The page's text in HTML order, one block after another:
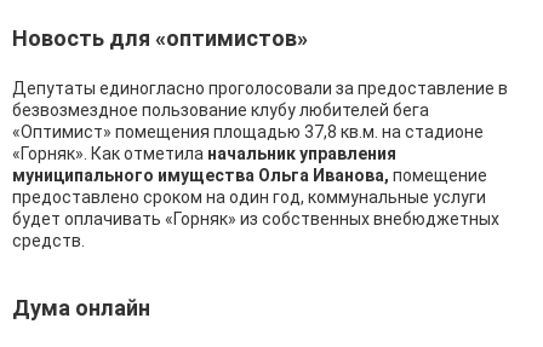
Новость для «оптимистов»
Депутаты единогласно проголосовали за предоставление в
безвозмездное пользование клубу любителей бега
«Оптимист» помещения площадью 37,8 кв.м. на стадионе
«Горняк». Как отметила начальник управления
муниципального имущества Ольга Иванова, помещение
предоставлено сроком на один год, коммунальные услуги
будет оплачивать «Горняк» из собственных внебюджетных
средств.
Дума онлайн